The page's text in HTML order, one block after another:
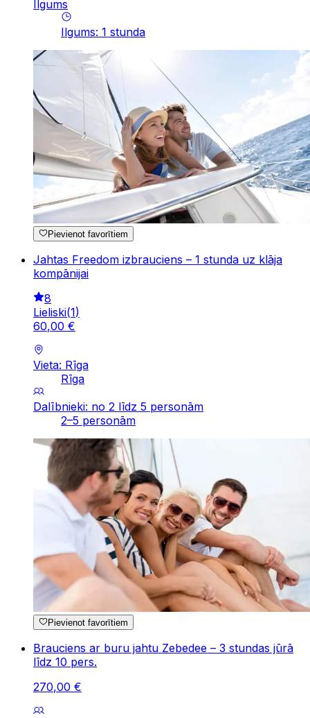
Ilgums
Ilgums: 1 stunda
Pievienot favorītiem
Jahtas Freedom izbrauciens – 1 stunda uz klāja
kompānijai
8
Lieliski(1)
60,00 €
Vieta: Rīga
Rīga
Dalībnieki: no 2 līdz 5 personām
2–5 personām
Pievienot favorītiem
Brauciens ar buru jahtu Zebedee – 3 stundas jūrā
līdz 10 pers.
270,00 €